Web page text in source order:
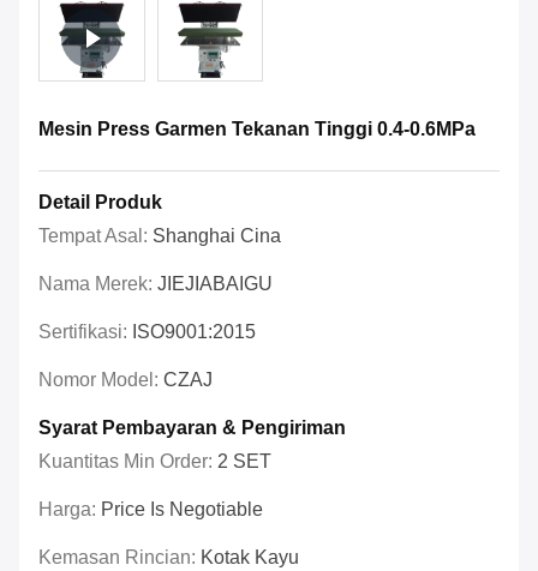
Mesin Press Garmen Tekanan Tinggi 0.4-0.6MPa
Detail Produk
Tempat Asal: Shanghai Cina
Nama Merek: JIEJIABAIGU
Sertifikasi: ISO9001:2015
Nomor Model: CZAJ
Syarat Pembayaran & Pengiriman
Kuantitas Min Order: 2 SET
Harga: Price Is Negotiable
Kemasan Rincian: Kotak Kayu